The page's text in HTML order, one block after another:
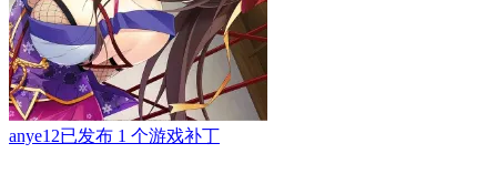
anye12已发布 1 个游戏补丁